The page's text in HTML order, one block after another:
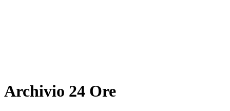
Archivio 24 Ore